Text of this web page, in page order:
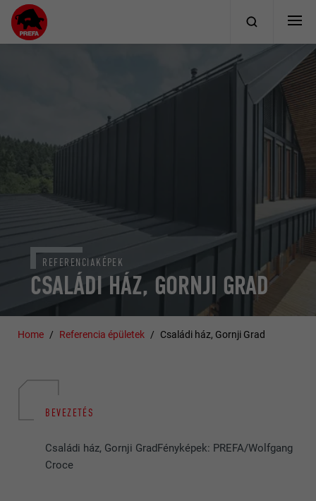
CSALÁDI HÁZ, GORNJI GRAD
REFERENCIAKÉPEK
Home Referencia épületek Családi ház, Gornji Grad
BEVEZETÉS
Családi ház, Gornji GradFényképek: PREFA/Wolfgang
Croce